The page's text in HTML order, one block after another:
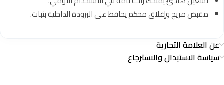
مقبض مريح وإغلاق محكم يحافظ على البرودة الداخلية بثبات.
عن العلامة التجارية
سياسة الاستبدال والاسترجاع